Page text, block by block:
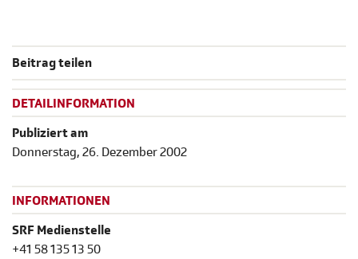
Beitrag teilen
DETAILINFORMATION
Publiziert am
Donnerstag, 26. Dezember 2002
INFORMATIONEN
SRF Medienstelle
+41 58 135 13 50